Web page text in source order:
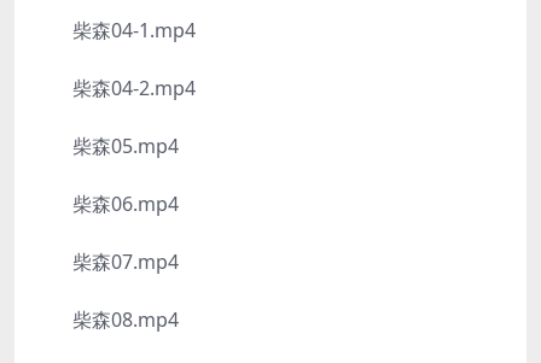
柴森04-1.mp4
柴森04-2.mp4
柴森05.mp4
柴森06.mp4
柴森07.mp4
柴森08.mp4